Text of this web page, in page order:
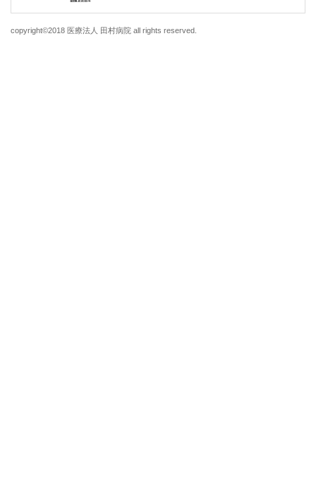
copyright©2018 医療法人 田村病院 all rights reserved.